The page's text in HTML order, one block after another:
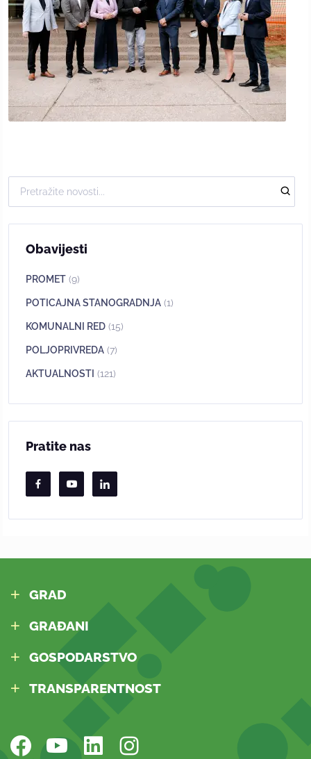
Obavijesti
PROMET (9)
POTICAJNA STANOGRADNJA (1)
KOMUNALNI RED (15)
POLJOPRIVREDA (7)
AKTUALNOSTI (121)
Pratite nas
GRAD
GRAĐANI
GOSPODARSTVO
TRANSPARENTNOST